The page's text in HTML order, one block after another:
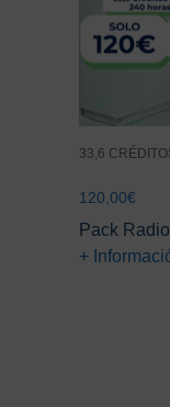
33,6
120,00€
Pack
+